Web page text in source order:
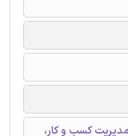
کسب و کار،